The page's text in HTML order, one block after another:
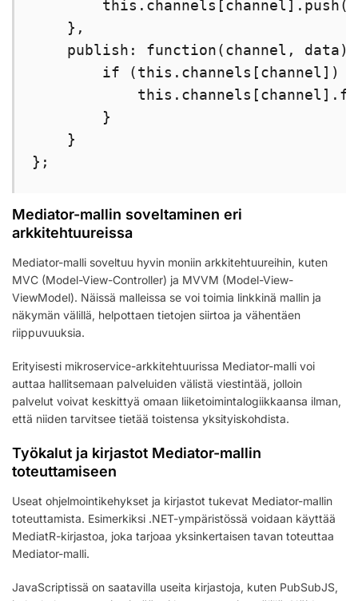
    },
publish: function(channel, data)
        if (this.channels[channel]) {
        }
    }
};
Mediator-mallin soveltaminen eri
arkkitehtuureissa
Mediator-malli soveltuu hyvin moniin arkkitehtuureihin, kuten
MVC (Model-View-Controller) ja MVVM (Model-View-
ViewModel). Näissä malleissa se voi toimia linkkinä mallin ja
näkymän välillä, helpottaen tietojen siirtoa ja vähentäen
riippuvuuksia.
Erityisesti mikroservice-arkkitehtuurissa Mediator-malli voi
auttaa hallitsemaan palveluiden välistä viestintää, jolloin
palvelut voivat keskittyä omaan liiketoimintalogiikkaansa ilman,
että niiden tarvitsee tietää toistensa yksityiskohdista.
Työkalut ja kirjastot Mediator-mallin
toteuttamiseen
Useat ohjelmointikehykset ja kirjastot tukevat Mediator-mallin
toteuttamista. Esimerkiksi .NET-ympäristössä voidaan käyttää
MediatR-kirjastoa, joka tarjoaa yksinkertaisen tavan toteuttaa
Mediator-malli.
JavaScriptissä on saatavilla useita kirjastoja, kuten PubSubJS,